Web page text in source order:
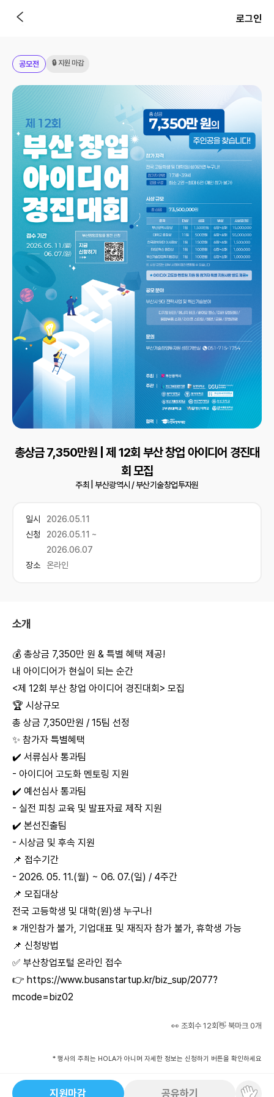
로그인
공모전 🔒 지원 마감
총상금 7,350만원 | 제 12회 부산 창업 아이디어 경진대
회 모집
주최 |부산광역시 / 부산기술창업투자원
일시
2026.05.11
신청
2026.05.11 ~
2026.06.07
장소
온라인
소개
💰 총상금 7,350만 원 & 특별 혜택 제공!
내 아이디어가 현실이 되는 순간
<제 12회 부산 창업 아이디어 경진대회> 모집
🏆 시상규모
총 상금 7,350만원 / 15팀 선정
✨ 참가자 특별혜택
✔️ 서류심사 통과팀
- 아이디어 고도화 멘토링 지원
✔️ 예선심사 통과팀
- 실전 피칭 교육 및 발표자료 제작 지원
✔️ 본선진출팀
- 시상금 및 후속 지원
📌 접수기간
- 2026. 05. 11.(월) ~ 06. 07.(일) / 4주간
📌 모집대상
전국 고등학생 및 대학(원)생 누구나!
※ 개인참가 불가, 기업대표 및 재직자 참가 불가, 휴학생 가능
📌 신청방법
✅ 부산창업포털 온라인 접수
👉 https://www.busanstartup.kr/biz_sup/2077?
mcode=biz02
👀 조회수 12회 👋 북마크 0개
* 행사의 주최는 HOLA가 아니며 자세한 정보는 신청하기 버튼을 확인하세요
지원마감 공유하기